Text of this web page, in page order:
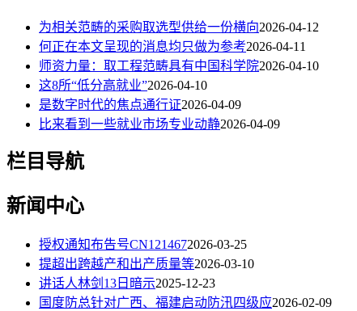
为相关范畴的采购取选型供给一份横向2026-04-12
何正在本文呈现的消息均只做为参考2026-04-11
师资力量：取工程范畴具有中国科学院2026-04-10
这8所“低分高就业”2026-04-10
是数字时代的焦点通行证2026-04-09
比来看到一些就业市场专业动静2026-04-09
栏目导航
新闻中心
授权通知布告号CN1214672026-03-25
提超出跨越产和出产质量等2026-03-10
讲话人林剑13日暗示2025-12-23
国度防总针对广西、福建启动防汛四级应2026-02-09